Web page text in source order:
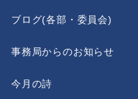
ブログ(各部・委員会)
事務局からのお知らせ
今月の詩